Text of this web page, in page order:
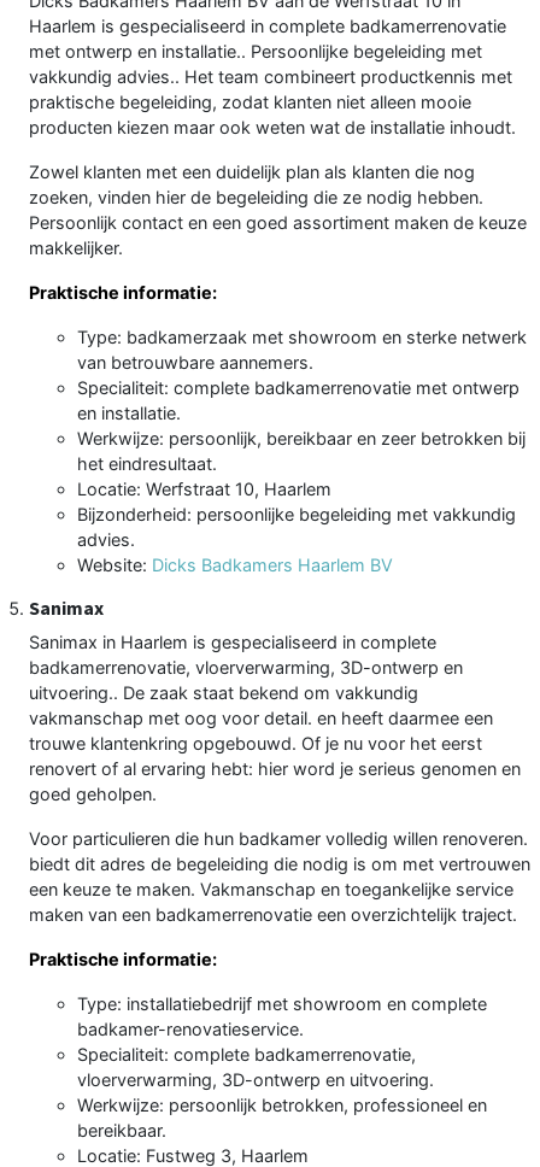
Haarlem is gespecialiseerd in complete badkamerrenovatie
met ontwerp en installatie.. Persoonlijke begeleiding met
vakkundig advies.. Het team combineert productkennis met
praktische begeleiding, zodat klanten niet alleen mooie
producten kiezen maar ook weten wat de installatie inhoudt.
Zowel klanten met een duidelijk plan als klanten die nog
zoeken, vinden hier de begeleiding die ze nodig hebben.
Persoonlijk contact en een goed assortiment maken de keuze
makkelijker.
Praktische informatie:
Type: badkamerzaak met showroom en sterke netwerk
van betrouwbare aannemers.
Specialiteit: complete badkamerrenovatie met ontwerp
en installatie.
Werkwijze: persoonlijk, bereikbaar en zeer betrokken bij
het eindresultaat.
Locatie: Werfstraat 10, Haarlem
Bijzonderheid: persoonlijke begeleiding met vakkundig
advies.
Website: Dicks Badkamers Haarlem BV
Sanimax
Sanimax in Haarlem is gespecialiseerd in complete
badkamerrenovatie, vloerverwarming, 3D-ontwerp en
uitvoering.. De zaak staat bekend om vakkundig
vakmanschap met oog voor detail. en heeft daarmee een
trouwe klantenkring opgebouwd. Of je nu voor het eerst
renovert of al ervaring hebt: hier word je serieus genomen en
goed geholpen.
Voor particulieren die hun badkamer volledig willen renoveren.
biedt dit adres de begeleiding die nodig is om met vertrouwen
een keuze te maken. Vakmanschap en toegankelijke service
maken van een badkamerrenovatie een overzichtelijk traject.
Praktische informatie:
Type: installatiebedrijf met showroom en complete
badkamer-renovatieservice.
Specialiteit: complete badkamerrenovatie,
vloerverwarming, 3D-ontwerp en uitvoering.
Werkwijze: persoonlijk betrokken, professioneel en
bereikbaar.
Locatie: Fustweg 3, Haarlem